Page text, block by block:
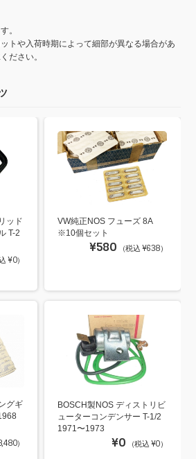
。
トや入荷時期によって細部が異なる場合があ
ださい。
ッド
T-2
¥0）
VW純正NOS フューズ 8A
※10個セット
¥580 （税込 ¥638）
グギ
）
BOSCH製NOS ディストリビ
ューターコンデンサー T-1/2
1971〜1973
¥0 （税込 ¥0）